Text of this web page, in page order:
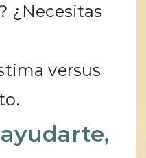
¿Necesitas
versus